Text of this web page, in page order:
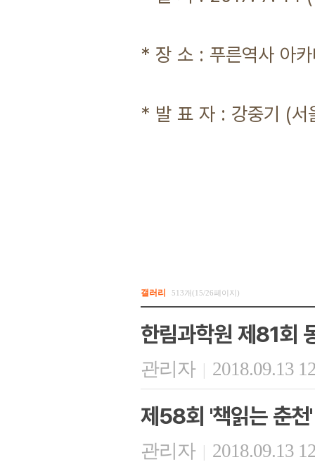
* 장 소 : 푸른역사 아
* 발 표 자 : 강중기 (서
갤러리 513개(15/26페이지)
한림과학원 제81회
관리자 | 2018.09.13
제58회 '책읽는 춘천'
관리자 | 2018.09.13